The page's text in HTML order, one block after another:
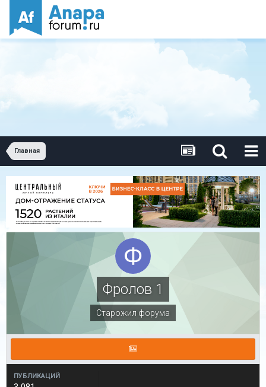
Главная
Фролов 1
Старожил форума
ПУБЛИКАЦИЙ